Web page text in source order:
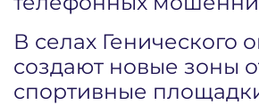
В селах Генического
создают новые зоны
спортивные